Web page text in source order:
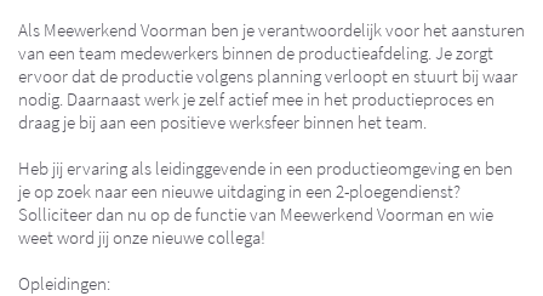
Als Meewerkend Voorman ben je verantwoordelijk voor het aansturen
van een team medewerkers binnen de productieafdeling. Je zorgt
ervoor dat de productie volgens planning verloopt en stuurt bij waar
nodig. Daarnaast werk je zelf actief mee in het productieproces en
draag je bij aan een positieve werksfeer binnen het team.
Heb jij ervaring als leidinggevende in een productieomgeving en ben
je op zoek naar een nieuwe uitdaging in een 2-ploegendienst?
Solliciteer dan nu op de functie van Meewerkend Voorman en wie
weet word jij onze nieuwe collega!
Opleidingen: